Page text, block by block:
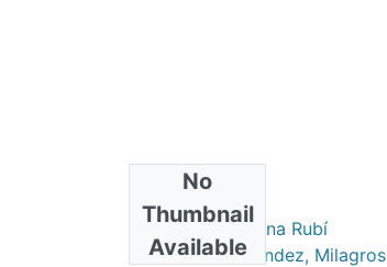
No
Thumbnail
Available
Authors
Ríos-Huerta, Diana Rubí
González-Hernández, Milagros